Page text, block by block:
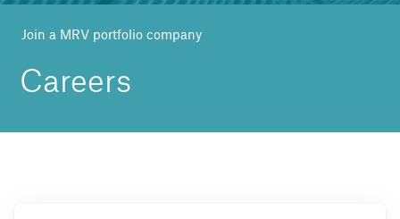
News
Join a MRV portfolio company
Careers